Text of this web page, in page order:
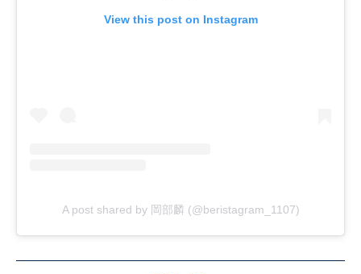
View this post on Instagram
A post shared by 岡部麟 (@beristagram_1107)